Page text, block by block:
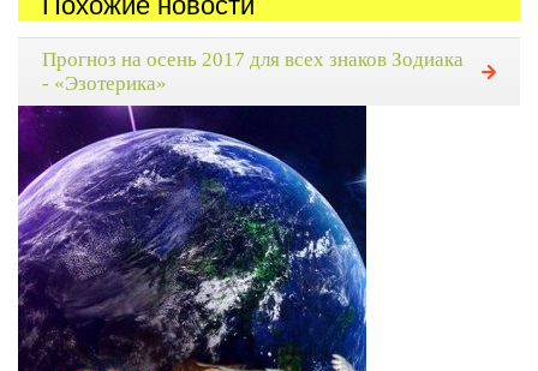
Прогноз на осень 2017 для всех знаков Зодиака
- «Эзотерика»